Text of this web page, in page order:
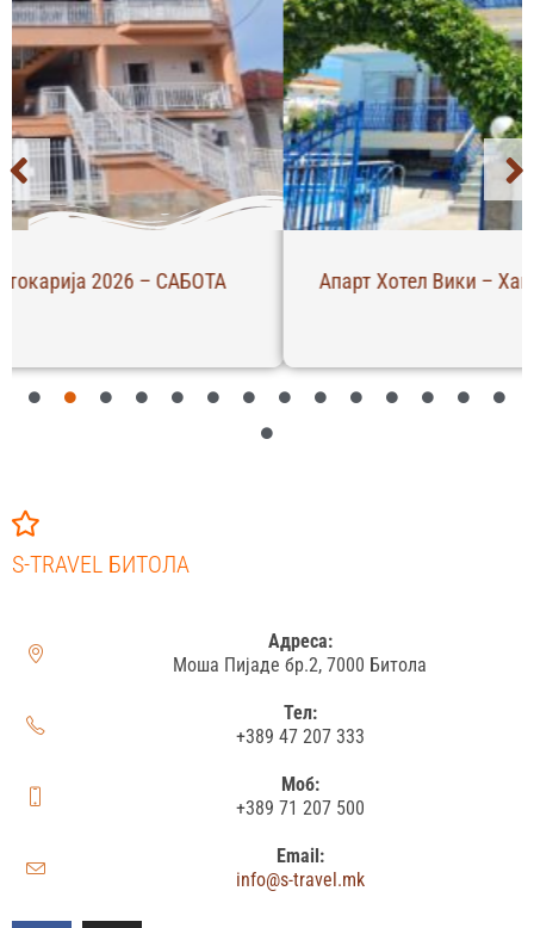
Апарт Хотел Вики – Ханиоти 2026 – ЧЕТВРТОК
S-TRAVEL БИТОЛА
Адреса:
Моша Пијаде бр.2, 7000 Битола
Тел:
+389 47 207 333
Моб:
+389 71 207 500
Email:
info@s-travel.mk